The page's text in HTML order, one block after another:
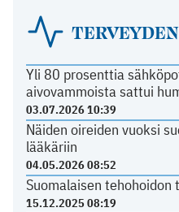
Yli 80 prosenttia
aivovammoista sattui
03.07.2026 10:39
Näiden oireiden vuoksi
lääkäriin
04.05.2026 08:52
Suomalaisen
15.12.2025 08:19